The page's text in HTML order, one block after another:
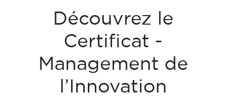
Découvrez le
Certificat -
Management de
l’Innovation